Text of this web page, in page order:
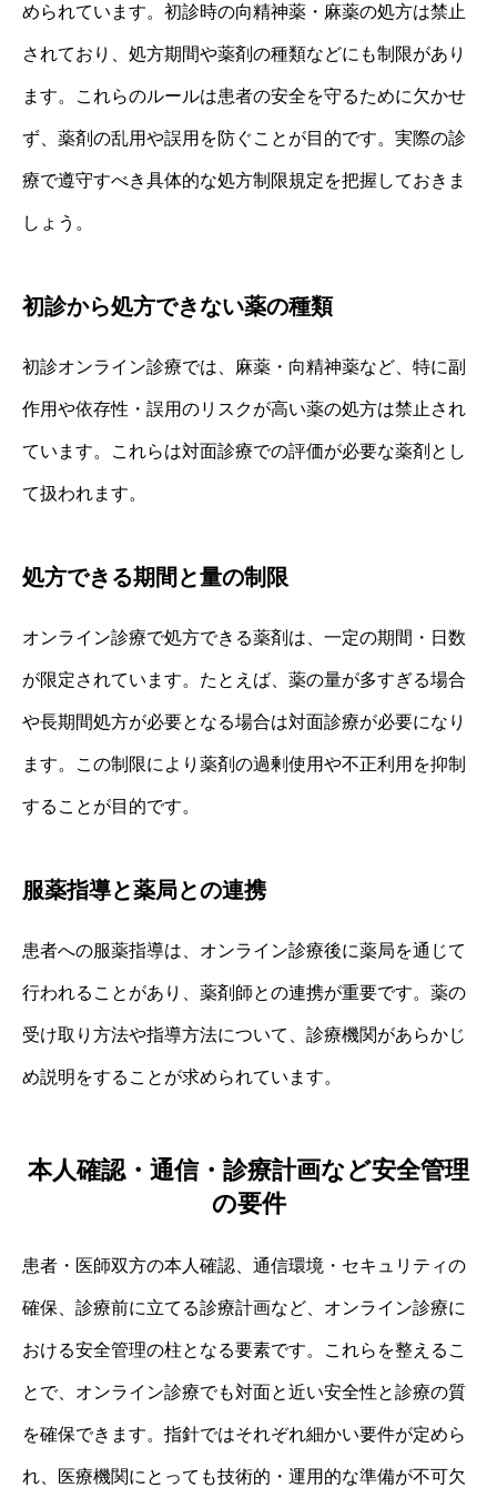
められています。初診時の向精神薬・麻薬の処方は禁止
されており、処方期間や薬剤の種類などにも制限があり
ます。これらのルールは患者の安全を守るために欠かせ
ず、薬剤の乱用や誤用を防ぐことが目的です。実際の診
療で遵守すべき具体的な処方制限規定を把握しておきま
しょう。
初診から処方できない薬の種類
初診オンライン診療では、麻薬・向精神薬など、特に副
作用や依存性・誤用のリスクが高い薬の処方は禁止され
ています。これらは対面診療での評価が必要な薬剤とし
て扱われます。
処方できる期間と量の制限
オンライン診療で処方できる薬剤は、一定の期間・日数
が限定されています。たとえば、薬の量が多すぎる場合
や長期間処方が必要となる場合は対面診療が必要になり
ます。この制限により薬剤の過剰使用や不正利用を抑制
することが目的です。
服薬指導と薬局との連携
患者への服薬指導は、オンライン診療後に薬局を通じて
行われることがあり、薬剤師との連携が重要です。薬の
受け取り方法や指導方法について、診療機関があらかじ
め説明をすることが求められています。
本人確認・通信・診療計画など安全管理
の要件
患者・医師双方の本人確認、通信環境・セキュリティの
確保、診療前に立てる診療計画など、オンライン診療に
おける安全管理の柱となる要素です。これらを整えるこ
とで、オンライン診療でも対面と近い安全性と診療の質
を確保できます。指針ではそれぞれ細かい要件が定めら
れ、医療機関にとっても技術的・運用的な準備が不可欠